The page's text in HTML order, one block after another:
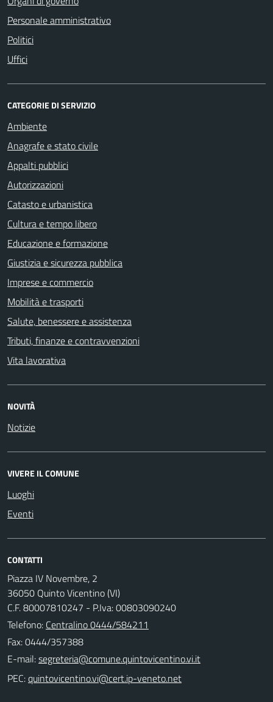
Personale amministrativo
Politici
Uffici
CATEGORIE DI SERVIZIO
Ambiente
Anagrafe e stato civile
Appalti pubblici
Autorizzazioni
Catasto e urbanistica
Cultura e tempo libero
Educazione e formazione
Giustizia e sicurezza pubblica
Imprese e commercio
Mobilità e trasporti
Salute, benessere e assistenza
Tributi, finanze e contravvenzioni
Vita lavorativa
NOVITÀ
Notizie
VIVERE IL COMUNE
Luoghi
Eventi
CONTATTI
Piazza IV Novembre, 2
36050 Quinto Vicentino (VI)
C.F. 80007810247 - P.Iva: 00803090240
Telefono: Centralino 0444/584211
Fax: 0444/357388
E-mail:
PEC: